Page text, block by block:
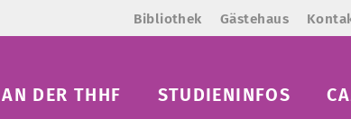
Bibliothek Gästehaus
DER THHF STUDIENINFOS